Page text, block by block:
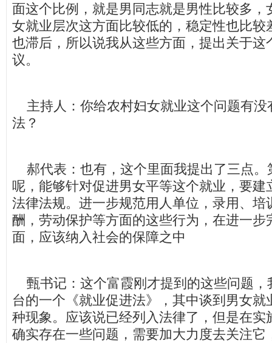
面这个比例，就是男同志就是男性比较多，
女就业层次这方面比较低的，稳定性也比较
也滞后，所以说我从这些方面，提出关于这
议。
主持人：你给农村妇女就业这个问题有没
法？
郝代表：也有，这个里面我提出了三点。
呢，能够针对促进男女平等这个就业，要建
法律法规。进一步规范用人单位，录用、培
酬，劳动保护等方面的这些行为，在进一步
面，应该纳入社会的保障之中
甄书记：这个富霞刚才提到的这些问题，
台的一个《就业促进法》，其中谈到男女就
种现象。应该说已经列入法律了，但是在实
确实存在一些问题，需要加大力度去关注它